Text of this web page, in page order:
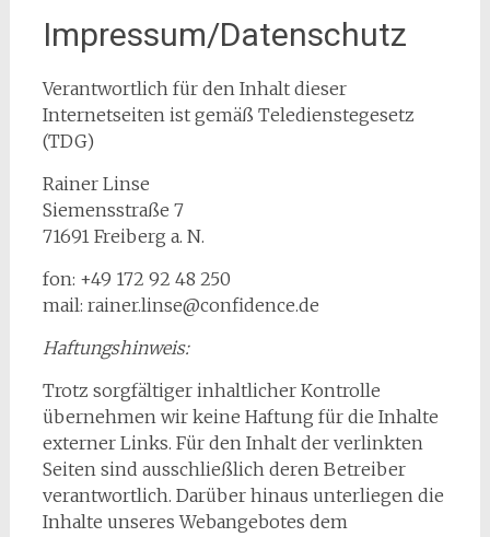
Impressum/Datenschutz
Verantwortlich für den Inhalt dieser
Internetseiten ist gemäß Teledienstegesetz
(TDG)
Rainer Linse
Siemensstraße 7
71691 Freiberg a. N.
fon: +49 172 92 48 250
mail: rainer.linse@confidence.de
Haftungshinweis:
Trotz sorgfältiger inhaltlicher Kontrolle
übernehmen wir keine Haftung für die Inhalte
externer Links. Für den Inhalt der verlinkten
Seiten sind ausschließlich deren Betreiber
verantwortlich. Darüber hinaus unterliegen die
Inhalte unseres Webangebotes dem